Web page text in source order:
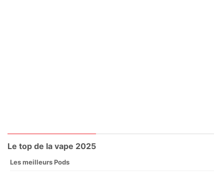
Le top de la vape 2025
Les meilleurs Pods